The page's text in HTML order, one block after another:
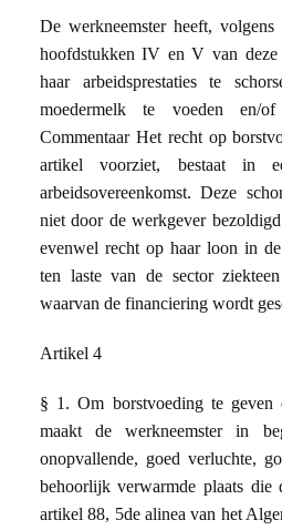
De werkneemster heeft,
hoofdstukken IV en V van deze
haar arbeidsprestaties te
moedermelk te voeden
Commentaar Het recht op
artikel voorziet, bestaat in
arbeidsovereenkomst. Deze
niet door de werkgever
evenwel recht op haar loon in
ten laste van de sector
waarvan de financiering wordt
Artikel 4
§ 1. Om borstvoeding te
maakt de werkneemster in
onopvallende, goed verluchte,
behoorlijk verwarmde plaats die
artikel 88, 5de alinea van het